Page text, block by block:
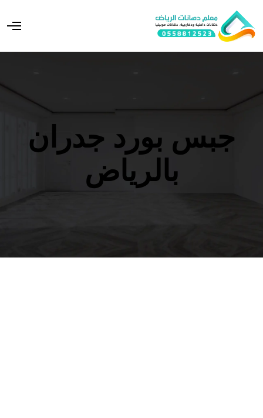
O
u
جبس بورد جدران
بالرياض